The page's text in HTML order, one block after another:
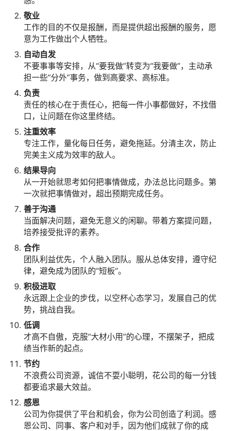
敬业
工作的目的不仅是报酬，而是提供超出报酬的服务，愿
意为工作做出个人牺牲。
自动自发
不要事事等安排，从“要我做”转变为“我要做”，主动承
担一些“分外”事务，做到高要求、高标准。
负责
责任的核心在于责任心，把每一件小事都做好，不找借
口，让问题在你这里终结。
注重效率
专注工作，量化每日任务，避免拖延。分清主次，防止
完美主义成为效率的敌人。
结果导向
从一开始就思考如何把事情做成，办法总比问题多。第
一次就把事情做对，超出预期完成任务。
善于沟通
当面解决问题，避免无意义的闲聊。带着方案提问题，
培养接受批评的素养。
合作
团队利益优先，个人融入团队。服从总体安排，遵守纪
律，避免成为团队的“短板”。
积极进取
永远跟上企业的步伐，以空杯心态学习，发展自己的优
势，挑战自我。
低调
才高不自傲，克服“大材小用”的心理，不摆架子，把成
绩当作新的起点。
节约
不浪费公司资源，诚信不耍小聪明，花公司的每一分钱
都要追求最大效益。
感恩
公司为你提供了平台和机会，你为公司创造了利润。感
恩公司、同事、客户和对手，因为他们成就了你的成